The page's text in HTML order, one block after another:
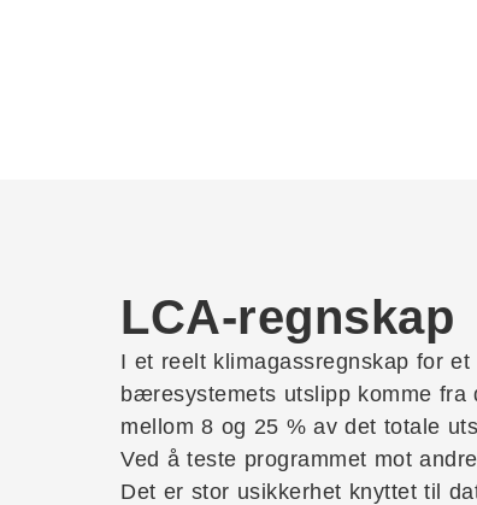
LCA-regnskap
I et reelt klimagassregnskap for
bæresystemets utslipp komme fra
mellom 8 og 25 % av det totale
Ved å teste programmet mot
Det er stor usikkerhet knyttet til